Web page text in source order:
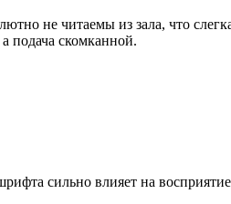
не читаемы из зала, что
подача скомканной.
сильно влияет на